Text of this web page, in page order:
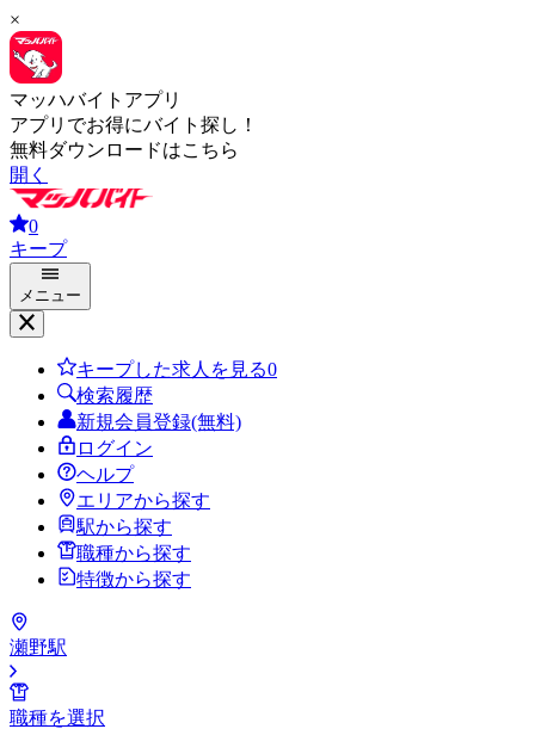
×
マッハバイトアプリ
アプリでお得にバイト探し！
無料ダウンロードはこちら
開く
0
キープ
メニュー
キープした求人を見る0
検索履歴
新規会員登録(無料)
ログイン
ヘルプ
エリアから探す
駅から探す
職種から探す
特徴から探す
瀬野駅
職種を選択